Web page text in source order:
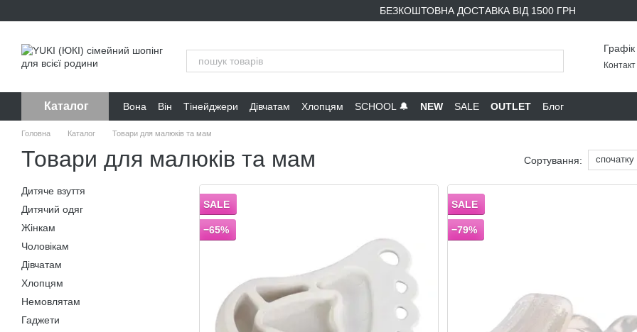
БЕЗКОШТОВНА ДОСТАВКА ВІД 1500 ГРН
Каталог Вона Він Тінейджери Дівчатам Хлопцям SCHOOL 🔔 NEW SALE OUTLET Блог
Головна Каталог Товари для малюків та мам
Товари для малюків та мам Сортування: спочатку
SALE
−65%
SALE
−79%
Дитяче взуття
Дитячий одяг
Жінкам
Чоловікам
Дівчатам
Хлопцям
Немовлятам
Гаджети